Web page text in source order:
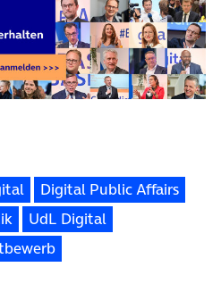
Digital Public Affairs
UdL Digital